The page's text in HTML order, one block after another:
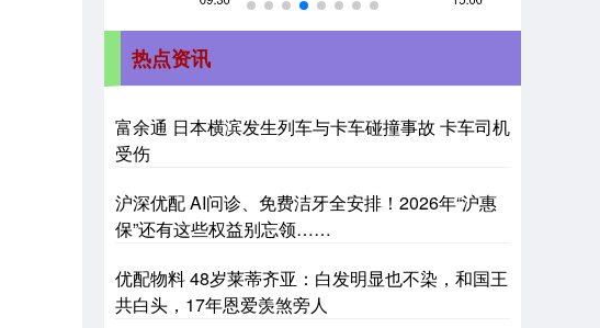
热点资讯
富余通 日本横滨发生列车与卡车碰撞事故 卡车司机
受伤
沪深优配 AI问诊、免费洁牙全安排！2026年“沪惠
保”还有这些权益别忘领……
优配物料 48岁莱蒂齐亚：白发明显也不染，和国王
共白头，17年恩爱羡煞旁人